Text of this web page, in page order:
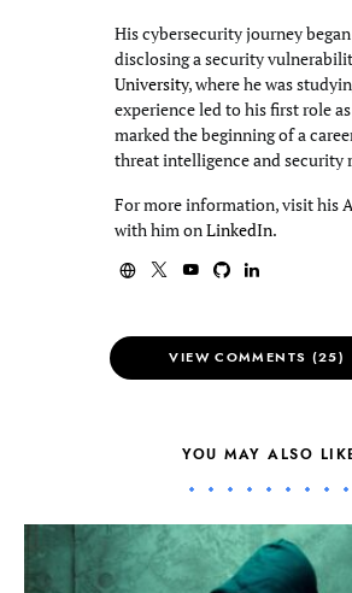
His cybersecurity journey
disclosing a security
University, where he was
experience led to his first role
marked the beginning of a
threat intelligence and security
For more information, visit his
with him onLinkedIn.
VIEW COMMENTS (25)
YOU MAY ALSO